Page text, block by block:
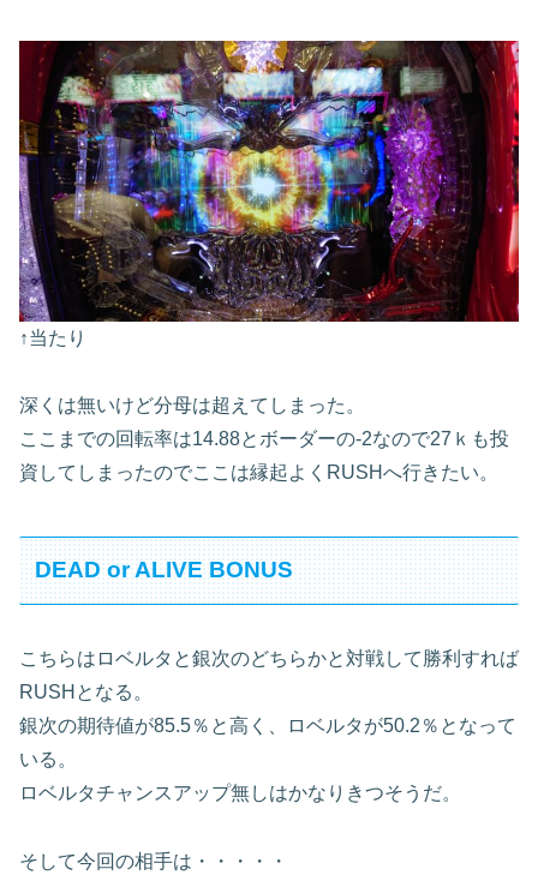
↑当たり
深くは無いけど分母は超えてしまった。
ここまでの回転率は14.88とボーダーの-2なので27ｋも投
資してしまったのでここは縁起よくRUSHへ行きたい。
DEAD or ALIVE BONUS
こちらはロベルタと銀次のどちらかと対戦して勝利すれば
RUSHとなる。
銀次の期待値が85.5％と高く、ロベルタが50.2％となって
いる。
ロベルタチャンスアップ無しはかなりきつそうだ。
そして今回の相手は・・・・・